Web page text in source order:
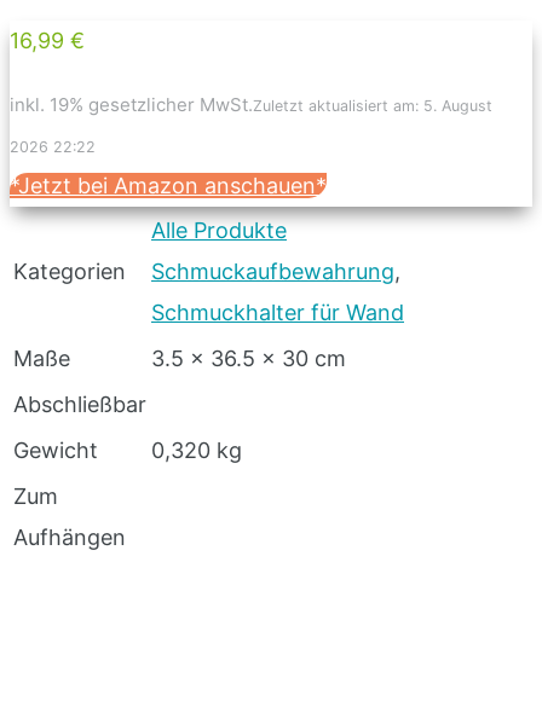
16,99 €
inkl. 19% gesetzlicher MwSt.Zuletzt aktualisiert am: 5. August
2026 22:22
*Jetzt bei Amazon anschauen*
Kategorien
Alle Produkte
Schmuckaufbewahrung,
Schmuckhalter für Wand
Maße
‎3.5 x 36.5 x 30 cm
Abschließbar
Gewicht
0,320 kg
Zum
Aufhängen